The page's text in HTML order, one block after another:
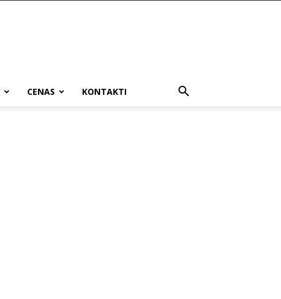
CENAS KONTAKTI